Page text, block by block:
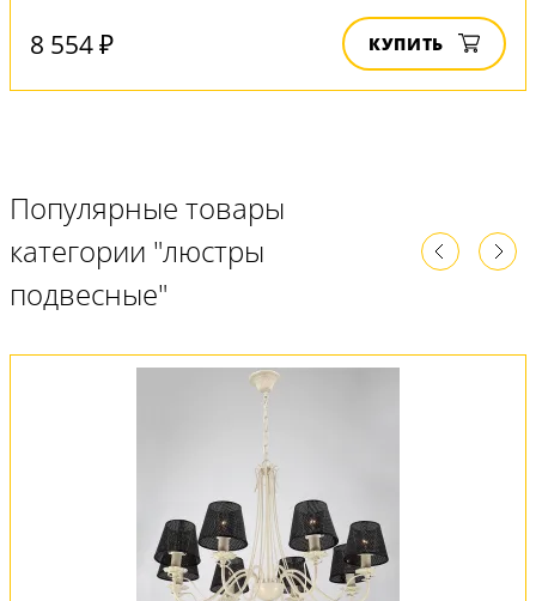
8 554 ₽ КУПИТЬ
Популярные товары
категории "люстры
подвесные"